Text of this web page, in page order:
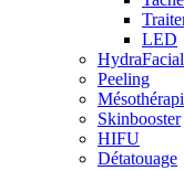
LED
Peeling
Skinbooster
HIFU
Détatouage